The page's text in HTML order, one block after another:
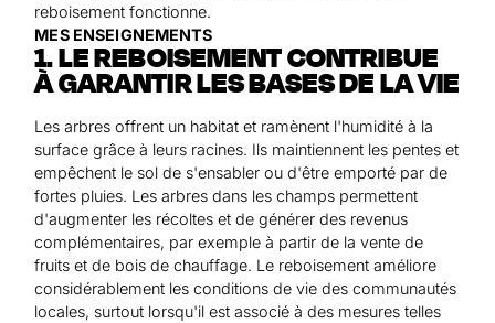
reboisement fonctionne.
MES ENSEIGNEMENTS
1. LE REBOISEMENT CONTRIBUE
À GARANTIR LES BASES DE LA VIE
Les arbres offrent un habitat et ramènent l'humidité à la
surface grâce à leurs racines. Ils maintiennent les pentes et
empêchent le sol de s'ensabler ou d'être emporté par de
fortes pluies. Les arbres dans les champs permettent
d'augmenter les récoltes et de générer des revenus
complémentaires, par exemple à partir de la vente de
fruits et de bois de chauffage. Le reboisement améliore
considérablement les conditions de vie des communautés
locales, surtout lorsqu'il est associé à des mesures telles